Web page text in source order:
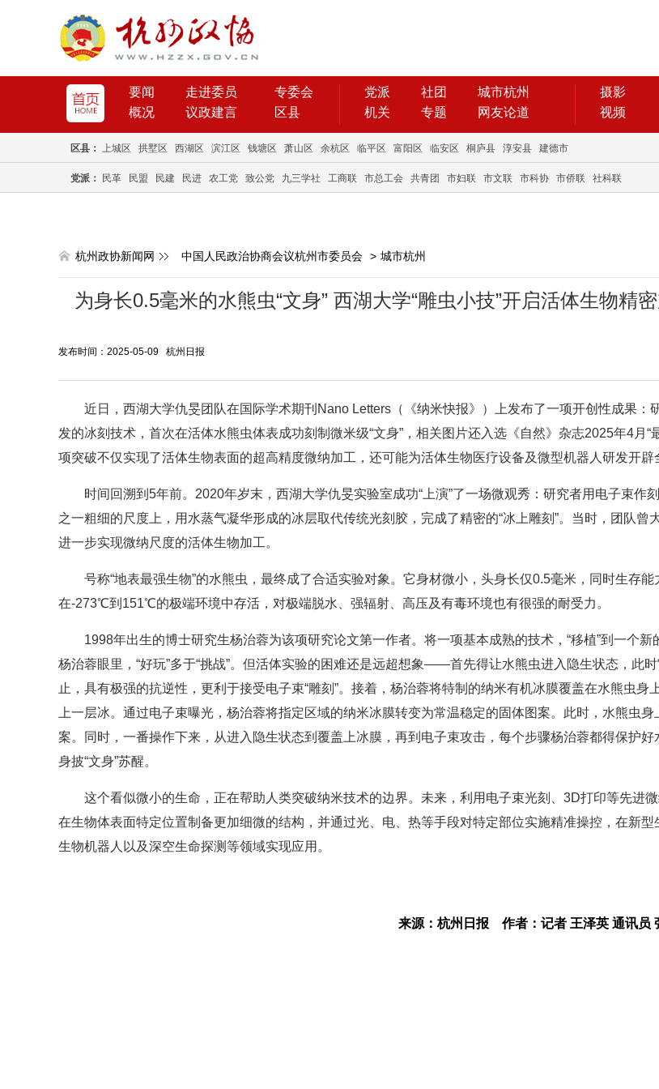
要闻 走进委员
专委会
概况
议政建言 区县
党派 社团
城市杭州
机关
专题 网友论道
摄影
视频
区县： 上城区 拱墅区 西湖区 滨江区 钱塘区 萧山区 余杭区 临平区 富阳区 临安区 桐庐县 淳安县 建德市
党派： 民革 民盟 民建 民进 农工党 致公党 九三学社 工商联 市总工会 共青团 市妇联 市文联 市科协 市侨联 社科联
杭州政协新闻网 中国人民政治协商会议杭州市委员会 > 城市杭州
为身长0.5毫米的水熊虫“文身” 西湖大学“雕虫小技”开启活体生物精
发布时间：2025-05-09 杭州日报
近日，西湖大学仇旻团队在国际学术期刊Nano Letters（《纳米快报》）上发布了一项开创性成果：
发的冰刻技术，首次在活体水熊虫体表成功刻制微米级“文身”，相关图片还入选《自然》杂志2025年4月“
项突破不仅实现了活体生物表面的超高精度微纳加工，还可能为活体生物医疗设备及微型机器人研发开辟
时间回溯到5年前。2020年岁末，西湖大学仇旻实验室成功“上演”了一场微观秀：研究者用电子束作
之一粗细的尺度上，用水蒸气凝华形成的冰层取代传统光刻胶，完成了精密的“冰上雕刻”。当时，团队曾
进一步实现微纳尺度的活体生物加工。
号称“地表最强生物”的水熊虫，最终成了合适实验对象。它身材微小，头身长仅0.5毫米，同时生存能
在-273℃到151℃的极端环境中存活，对极端脱水、强辐射、高压及有毒环境也有很强的耐受力。
1998年出生的博士研究生杨治蓉为该项研究论文第一作者。将一项基本成熟的技术，“移植”到一个新
杨治蓉眼里，“好玩”多于“挑战”。但活体实验的困难还是远超想象——首先得让水熊虫进入隐生状态，此
止，具有极强的抗逆性，更利于接受电子束“雕刻”。接着，杨治蓉将特制的纳米有机冰膜覆盖在水熊虫身
上一层冰。通过电子束曝光，杨治蓉将指定区域的纳米冰膜转变为常温稳定的固体图案。此时，水熊虫身
案。同时，一番操作下来，从进入隐生状态到覆盖上冰膜，再到电子束攻击，每个步骤杨治蓉都得保护好
身披“文身”苏醒。
这个看似微小的生命，正在帮助人类突破纳米技术的边界。未来，利用电子束光刻、3D打印等先进
在生物体表面特定位置制备更加细微的结构，并通过光、电、热等手段对特定部位实施精准操控，在新型
生物机器人以及深空生命探测等领域实现应用。
来源：杭州日报 作者：记者 王泽英 通讯员